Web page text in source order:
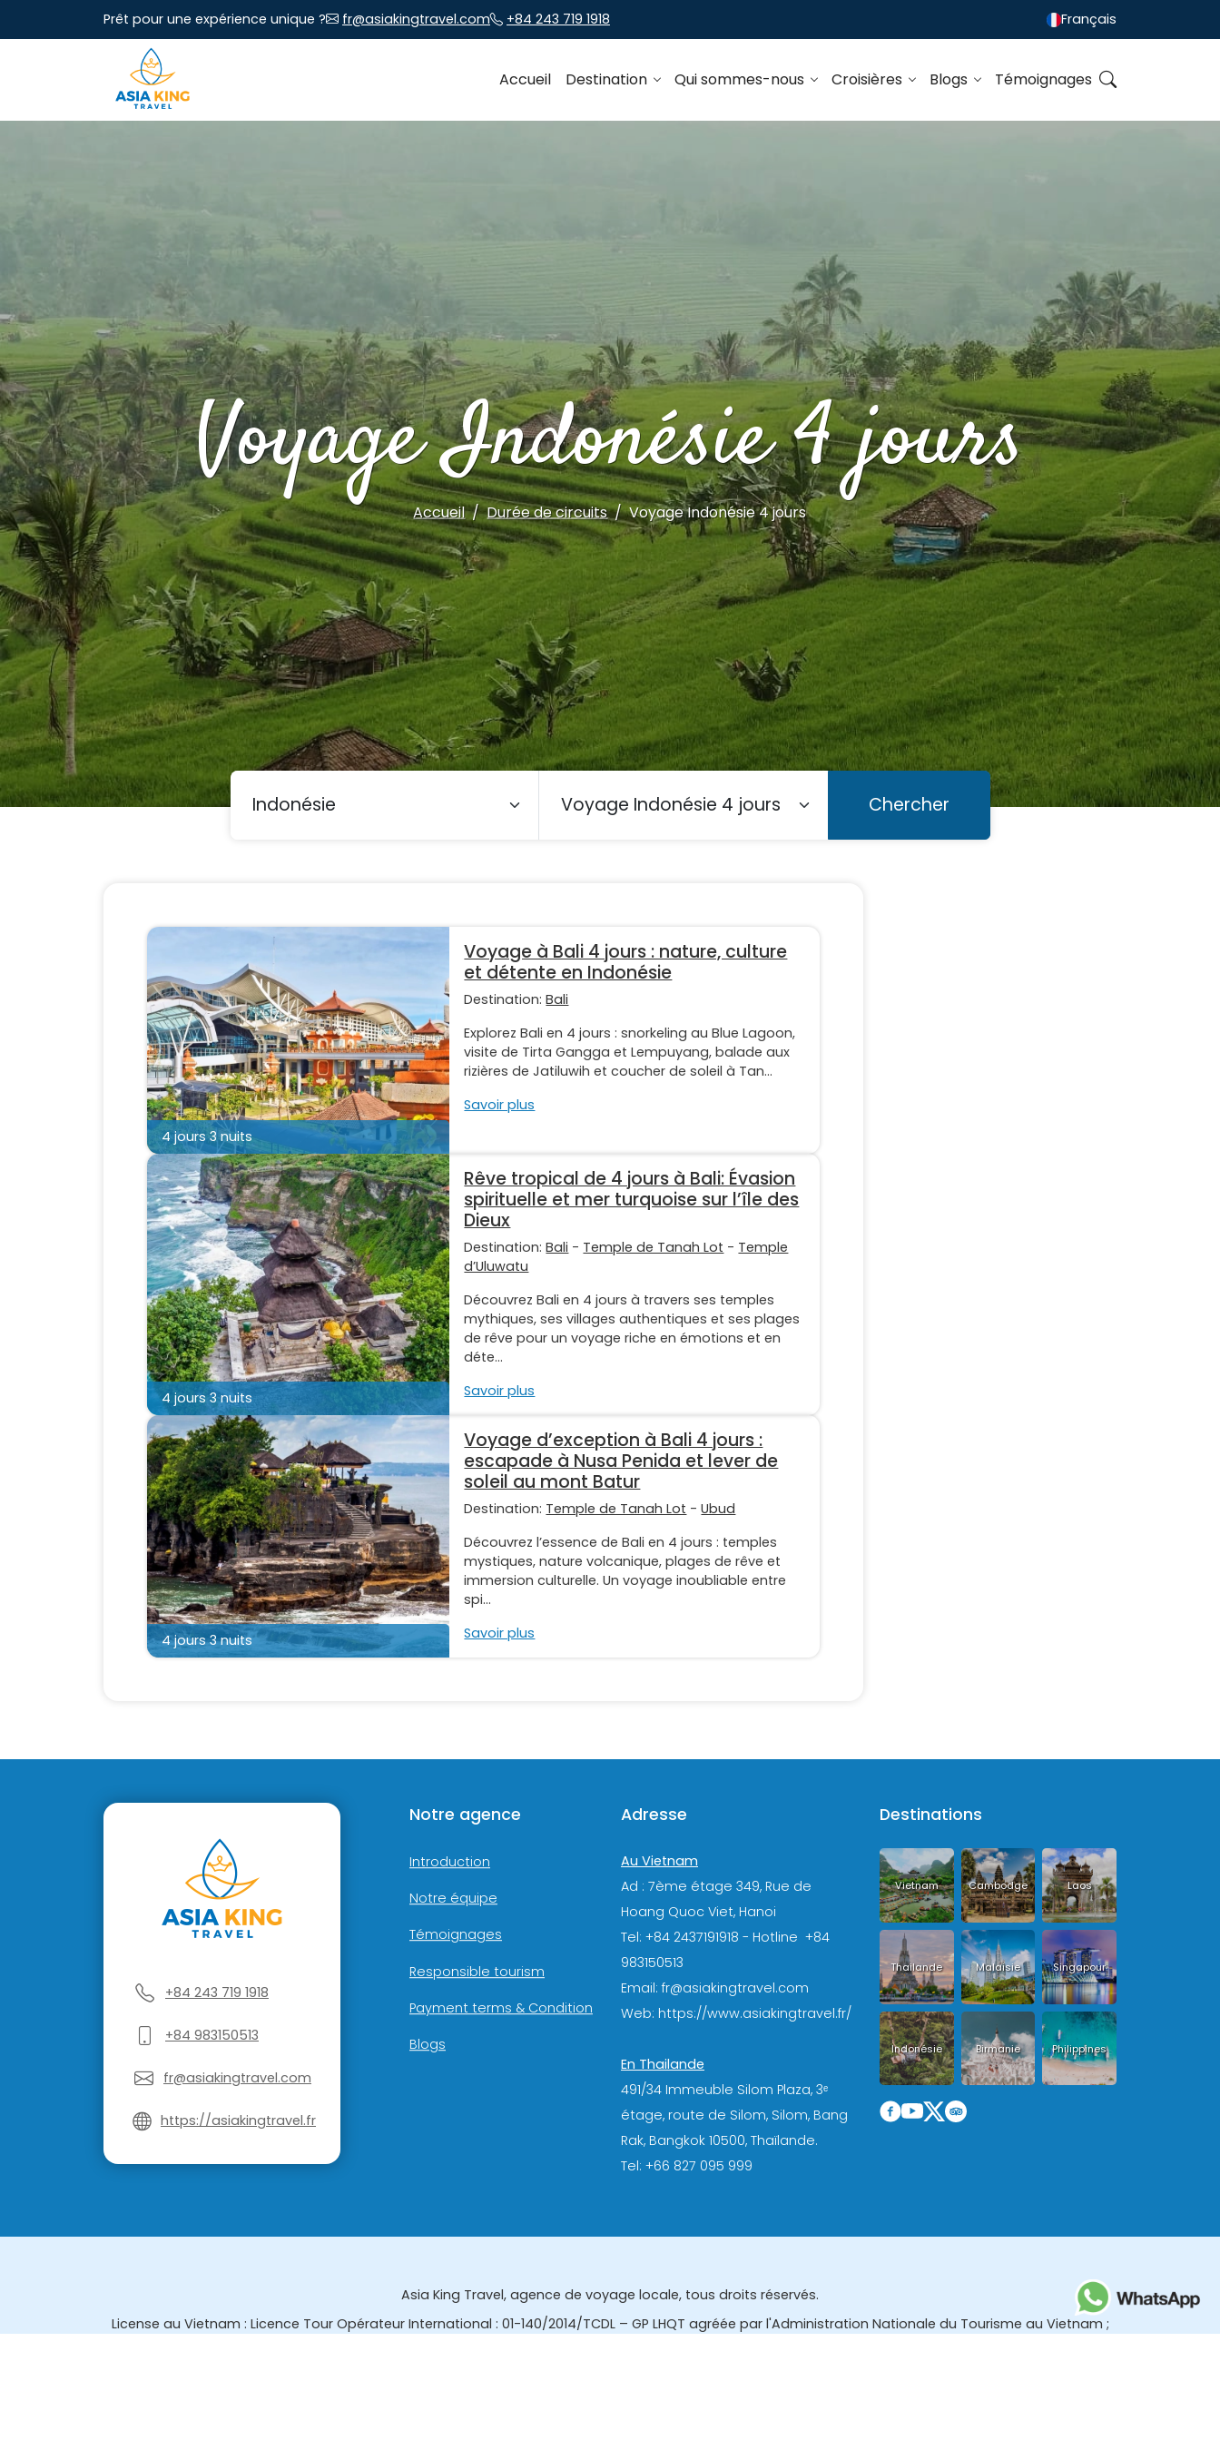
Prêt pour une expérience unique ? fr@asiakingtravel.com +84 243 719 1918 Français
Accueil Destination Qui sommes-nous Croisières Blogs Témoignages
Voyage Indonésie 4 jours
Accueil Durée de circuits Voyage Indonésie 4 jours
Chercher
4 jours 3 nuits
Voyage à Bali 4 jours : nature, culture
et détente en Indonésie
Destination:Bali
Explorez Bali en 4 jours : snorkeling au Blue Lagoon,
visite de Tirta Gangga et Lempuyang, balade aux
rizières de Jatiluwih et coucher de soleil à Tan...
Savoir plus
4 jours 3 nuits
Rêve tropical de 4 jours à Bali: Évasion
spirituelle et mer turquoise sur l’île des
Dieux
Destination:Bali - Temple de Tanah Lot - Temple
d’Uluwatu
Découvrez Bali en 4 jours à travers ses temples
mythiques, ses villages authentiques et ses plages
de rêve pour un voyage riche en émotions et en
déte...
Savoir plus
4 jours 3 nuits
Voyage d’exception à Bali 4 jours :
escapade à Nusa Penida et lever de
soleil au mont Batur
Destination: Temple de Tanah Lot -Ubud
Découvrez l’essence de Bali en 4 jours : temples
mystiques, nature volcanique, plages de rêve et
immersion culturelle. Un voyage inoubliable entre
spi...
Savoir plus
+84 243 719 1918
+84 983150513
fr@asiakingtravel.com
https://asiakingtravel.fr
Notre agence
Introduction
Notre équipe
Témoignages
Responsible tourism
Payment terms & Condition
Blogs
Adresse
Au Vietnam
Ad : 7ème étage 349, Rue de
Hoang Quoc Viet, Hanoi
Tel: +84 2437191918 - Hotline +84
983150513
Email: fr@asiakingtravel.com
Web: https://www.asiakingtravel.fr/
En Thailande
491/34 Immeuble Silom Plaza, 3ᵉ
étage, route de Silom, Silom, Bang
Rak, Bangkok 10500, Thaïlande.
Tel: +66 827 095 999
Destinations
Vietnam Cambodge Laos
Thailande Malaisie Singapour
Indonésie Birmanie Philippines
Asia King Travel, agence de voyage locale, tous droits réservés.
License au Vietnam : Licence Tour Opérateur International : 01-140/2014/TCDL – GP LHQT agréée par l'Administration Nationale du Tourisme au Vietnam ;